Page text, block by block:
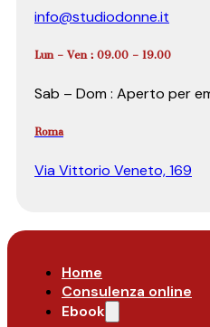
info@studiodonne.it
Lun – Ven : 09.00 – 19.00
Sab – Dom : Aperto per
Roma
Via Vittorio Veneto, 169
Home
Consulenza online
Ebook